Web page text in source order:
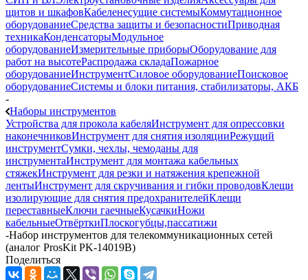
щитов и шкафовКабеленесущие системыКоммутационное
оборудованиеСредства защиты и безопасностиПриводная
техникаКонденсаторыМодульное
оборудованиеИзмерительные приборыОборудование для
работ на высотеРаспродажа складаПожарное
оборудованиеИнструментСиловое оборудованиеПоисковое
оборудованиеСистемы и блоки питания, стабилизаторы, АКБ
-
Наборы инструментов
Устройства для прокола кабеляИнструмент для опрессовки
наконечниковИнструмент для снятия изоляцииРежущий
инструментСумки, чехлы, чемоданы для
инструментаИнструмент для монтажа кабельных
стяжекИнструмент для резки и натяжения крепежной
лентыИнструмент для скручивания и гибки проводовКлещи
изолирующие для снятия предохранителейКлещи
переставныеКлючи гаечныеКусачкиНожи
кабельныеОтвёрткиПлоскогубцы,пассатижи
-Набор инструментов для телекоммуникационных сетей
(аналог ProsKit PK-14019B)
Поделиться